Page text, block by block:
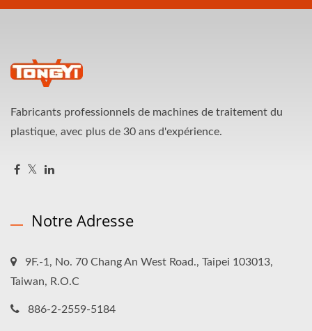
Fabricants professionnels de machines de traitement du
plastique, avec plus de 30 ans d'expérience.
Notre Adresse
9F.-1, No. 70 Chang An West Road., Taipei 103013,
Taiwan, R.O.C
886-2-2559-5184